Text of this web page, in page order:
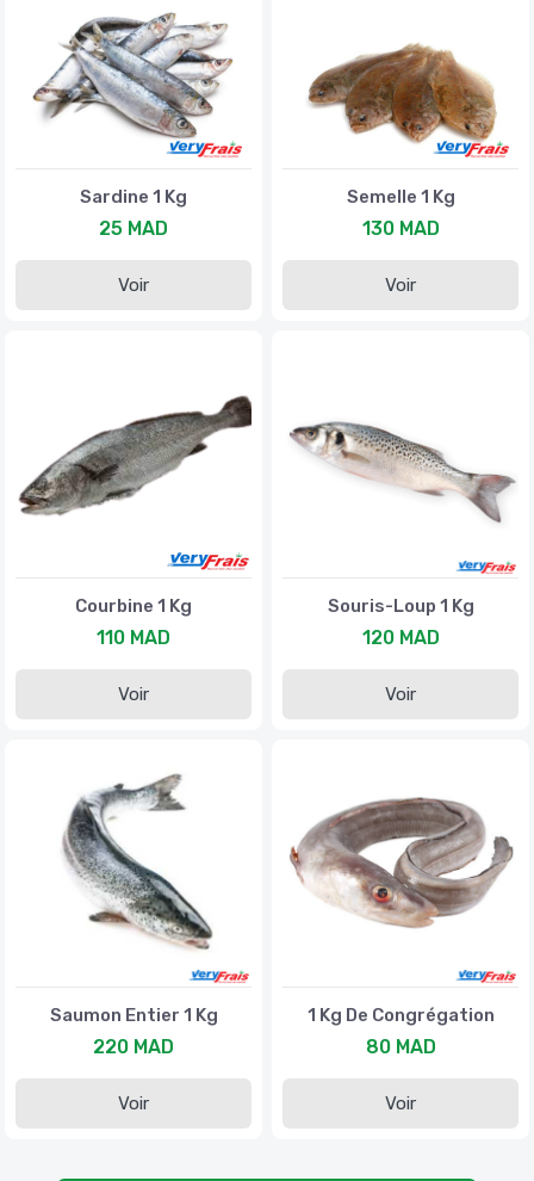
Sardine 1 Kg
25 MAD
Voir
Semelle 1 Kg
130 MAD
Voir
Courbine 1 Kg
110 MAD
Voir
Souris-Loup 1 Kg
120 MAD
Voir
Saumon Entier 1 Kg
220 MAD
Voir
1 Kg De Congrégation
80 MAD
Voir